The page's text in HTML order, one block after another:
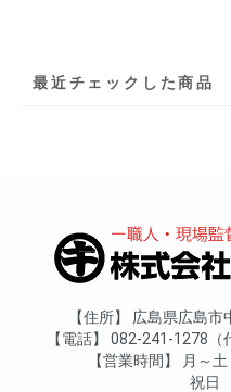
最近チェックした商品
住所
広島県広島市
電話
082-241-1278（
営業時間
月～土
祝日